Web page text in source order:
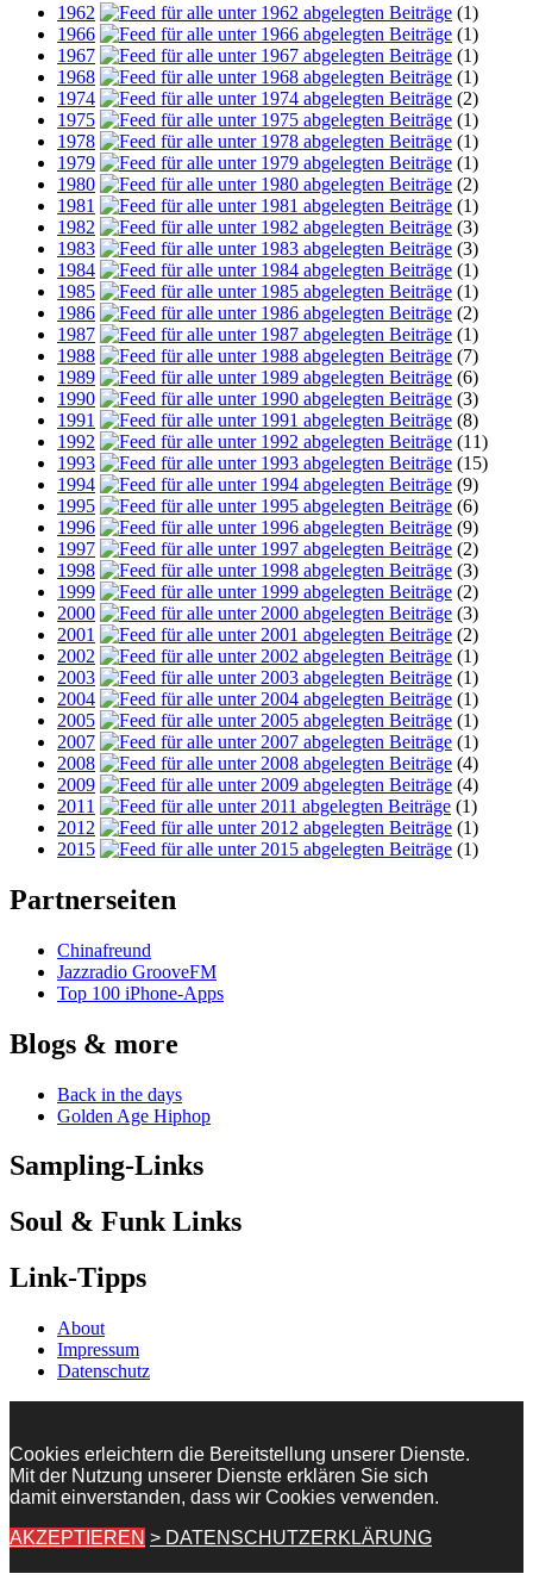
1962
(1)
1966
(1)
1967
(1)
1968
(1)
1974
(2)
1975
(1)
1978
(1)
1979
(1)
1980
(2)
1981
(1)
1982
(3)
1983
(3)
1984
(1)
1985
(1)
1986
(2)
1987
(1)
1988
(7)
1989
(6)
1990
(3)
1991
(8)
1992
(11)
1993
(15)
1994
(9)
1995
(6)
1996
(9)
1997
(2)
1998
(3)
1999
(2)
2000
(3)
2001
(2)
2002
(1)
2003
(1)
2004
(1)
2005
(1)
2007
(1)
2008
(4)
2009
(4)
2011
(1)
2012
(1)
2015
(1)
Partnerseiten
Chinafreund
Jazzradio GrooveFM
Top 100 iPhone-Apps
Blogs & more
Back in the days
Golden Age Hiphop
Sampling-Links
Soul & Funk Links
Link-Tipps
About
Impressum
Datenschutz
Cookies erleichtern die Bereitstellung unserer Dienste.
Mit der Nutzung unserer Dienste erklären Sie sich
damit einverstanden, dass wir Cookies verwenden.
AKZEPTIEREN > DATENSCHUTZERKLÄRUNG